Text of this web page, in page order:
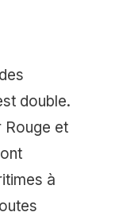
double.
Rouge et
à